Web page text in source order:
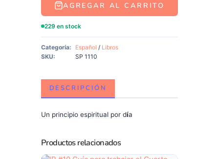
AGREGAR AL CARRITO
229 en stock
Categoría: Español / Libros
SKU:
SP 1110
DESCRIPCIÓN
Un principio espiritual por día
Productos relacionados